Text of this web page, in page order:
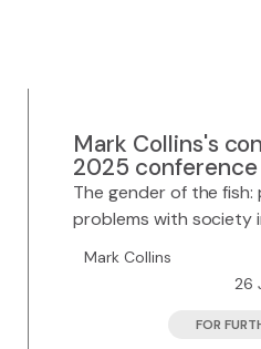
Mark Collins's
2025 conference
The gender of the
problems with society
Mark Collins
26
FOR